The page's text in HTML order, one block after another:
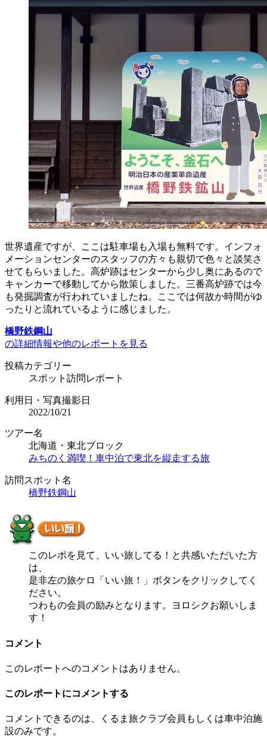
世界遺産ですが、ここは駐車場も入場も無料です。インフォ
メーションセンターのスタッフの方々も親切で色々と談笑さ
せてもらいました。高炉跡はセンターから少し奥にあるので
キャンカーで移動してから散策しました。三番高炉跡では今
も発掘調査が行われていましたね。ここでは何故か時間がゆ
ったりと流れているように感じました。
橋野鉄鋼山
の詳細情報や他のレポートを見る
投稿カテゴリー
スポット訪問レポート
利用日・写真撮影日
2022/10/21
ツアー名
北海道・東北ブロック
みちのく満喫！車中泊で東北を縦走する旅
訪問スポット名
橋野鉄鋼山
このレポを見て、いい旅してる！と共感いただいた方
は、
是非左の旅ケロ「いい旅！」ボタンをクリックしてく
ださい。
つわもの会員の励みとなります。ヨロシクお願いしま
す！
コメント
このレポートへのコメントはありません。
このレポートにコメントする
コメントできるのは、くるま旅クラブ会員もしくは車中泊施
設のみです。